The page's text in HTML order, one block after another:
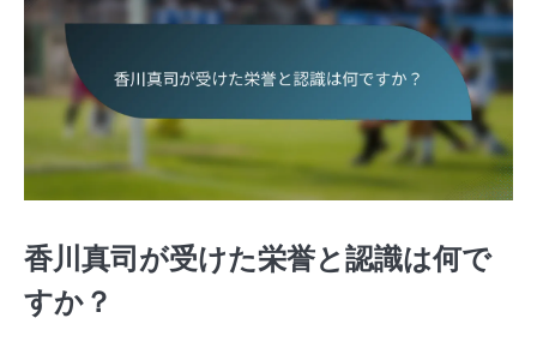
香川真司が受けた栄誉と認識は何で
すか？